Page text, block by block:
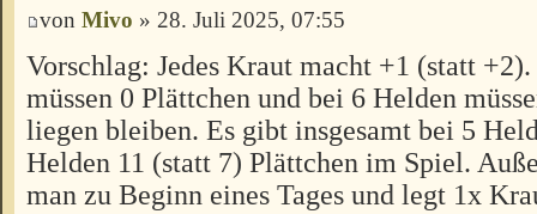
von Mivo » 28. Juli 2025, 07:55
Vorschlag: Jedes Kraut macht +1 (statt
müssen 0 Plättchen und bei 6 Helden
liegen bleiben. Es gibt insgesamt bei 5
Helden 11 (statt 7) Plättchen im Spiel.
man zu Beginn eines Tages und legt 1x